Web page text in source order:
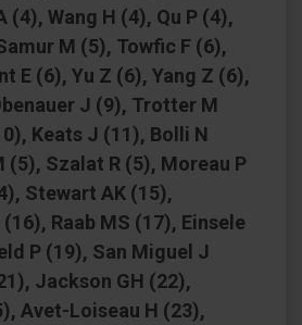
(4), Wang H (4), Qu P (4),
M (5), Towfic F (6),
E (6), Yu Z (6), Yang Z (6),
J (9), Trotter M
Keats J (11), Bolli N
(5), Szalat R (5), Moreau P
Stewart AK (15),
Raab MS (17), Einsele
P (19), San Miguel J
Jackson GH (22),
Avet-Loiseau H (23),